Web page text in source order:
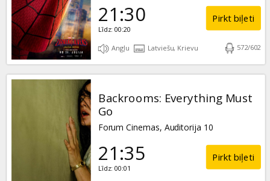
21:30
Līdz: 00:20
Pirkt biļeti
Angļu Latviešu, Krievu 572/602
Backrooms: Everything Must
Go
Forum Cinemas, Auditorija 10
21:35
Līdz: 00:01
Pirkt biļeti